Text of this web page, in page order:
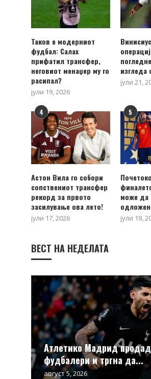
Таков е модерниот
фудбал: Салах
прифатил трансфер,
неговиот менаџер му го
расипал?
јули 19, 2026
изгледа
јули 21,
4
Астон Вила го собори
сопствениот трансфер
рекорд за првото
засилување ова лето!
јули 17, 2026
5
може да
јули 19,
ВЕСТ НА НЕДЕЛАТА
Атлетико Мадрид
фудбалери и тргна да...
август 5, 2026